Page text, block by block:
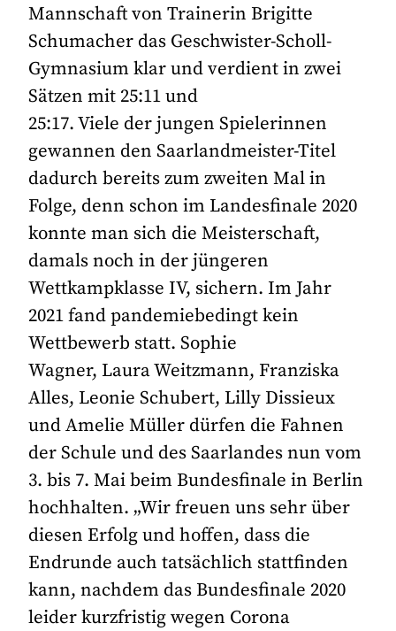
Mannschaft von Trainerin Brigitte
Schumacher das Geschwister-Scholl-
Gymnasium klar und verdient in zwei
Sätzen mit 25:11 und
25:17. Viele der jungen Spielerinnen
gewannen den Saarlandmeister-Titel
dadurch bereits zum zweiten Mal in
Folge, denn schon im Landesfinale 2020
konnte man sich die Meisterschaft,
damals noch in der jüngeren
Wettkampklasse IV, sichern. Im Jahr
2021 fand pandemiebedingt kein
Wettbewerb statt. Sophie
Wagner, Laura Weitzmann, Franziska
Alles, Leonie Schubert, Lilly Dissieux
und Amelie Müller dürfen die Fahnen
der Schule und des Saarlandes nun vom
3. bis 7. Mai beim Bundesfinale in Berlin
hochhalten. „Wir freuen uns sehr über
diesen Erfolg und hoffen, dass die
Endrunde auch tatsächlich stattfinden
kann, nachdem das Bundesfinale 2020
leider kurzfristig wegen Corona